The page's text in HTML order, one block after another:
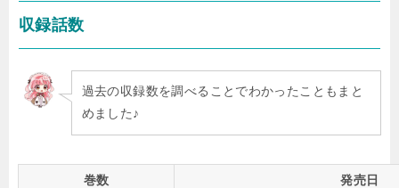
収録話数
過去の収録数を調べることでわかったこともまと
めました♪
巻数 発売日